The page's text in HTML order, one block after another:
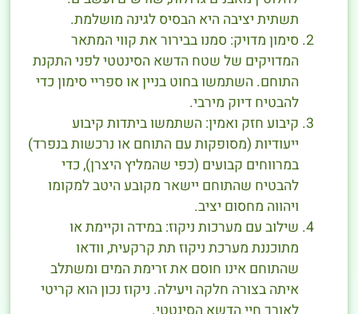
תשתית יציבה היא הבסיס לגינה מושלמת.
סימון מדויק: סמנו בבירור את קווי המתאר
המדויקים של שטח הדשא הסינטטי לפני התקנת
התוחם. השתמשו בחוט בניין או ספריי סימון כדי
להבטיח דיוק מירבי.
קיבוע חזק ואמין: השתמשו ביתדות קיבוע
ייעודיות (מסופקות עם התוחם או נרכשות בנפרד)
במרווחים קבועים (כפי שהמליץ היצרן), כדי
להבטיח שהתוחם יישאר מקובע היטב למקומו
ויהווה מחסום יציב.
שילוב עם מערכות ניקוז: במידה וקיימת או
מתוכננת מערכת ניקוז תת קרקעית, וודאו
שהתוחם אינו חוסם את זרימת המים ומשתלב
איתה בצורה חלקה ויעילה. ניקוז נכון הוא קריטי